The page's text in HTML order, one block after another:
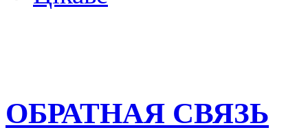
ОБРАТНАЯ СВЯЗЬ